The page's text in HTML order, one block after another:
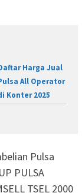
Harga Jual
All Operator
Konter 2025
Pulsa
PULSA
TSEL 2000